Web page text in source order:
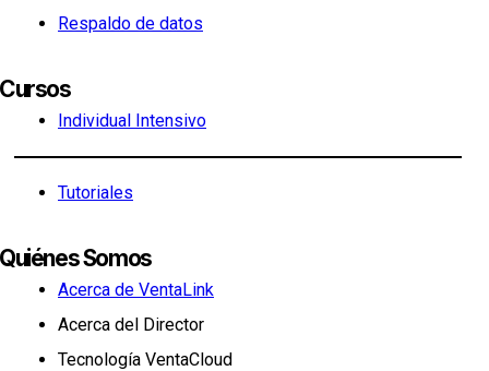
Respaldo de datos
Cursos
Individual Intensivo
Tutoriales
Quiénes Somos
Acerca de VentaLink
Acerca del Director
Tecnología VentaCloud